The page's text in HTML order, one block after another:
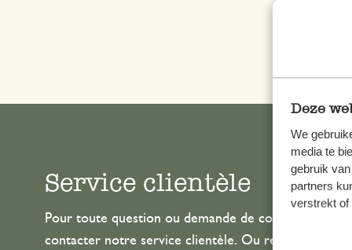
Deze
We
media te
gebruik
partners
verstrekt of
Service clientèle
Pour toute question ou demande de conseil ou
contacter notre service clientèle. Ou retrouvez ici